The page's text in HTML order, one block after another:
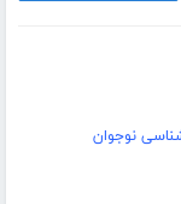
نوجوان